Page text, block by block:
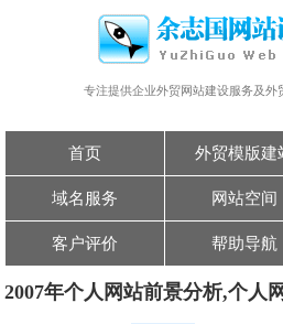
专注提供企业外贸网站建设服务及外
首页 外贸模版建
域名服务 网站空间
客户评价 帮助导航
2007年个人网站前景分析,个人